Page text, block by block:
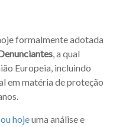
formalmente adotada
, a qual
Europeia, incluindo
em matéria de proteção
hojeuma análise e